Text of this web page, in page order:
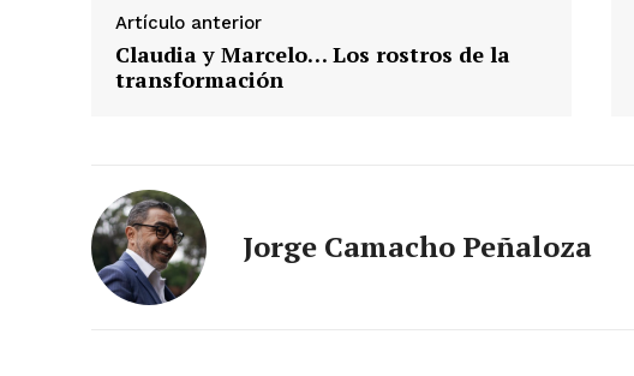
Artículo anterior
Claudia y Marcelo… Los rostros de la
transformación
Jorge Camacho Peñaloza